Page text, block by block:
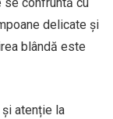
delicate și
blândă este
atenție la